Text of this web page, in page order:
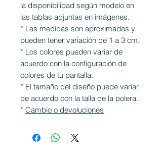
la disponibilidad según modelo en
las tablas adjuntas en imágenes.
* Las medidas son aproximadas y
pueden tener variación de 1 a 3 cm.
* Los colores pueden variar de
acuerdo con la configuración de
colores de tu pantalla.
* El tamaño del diseño puede variar
de acuerdo con la talla de la polera.
* Cambio o devoluciones